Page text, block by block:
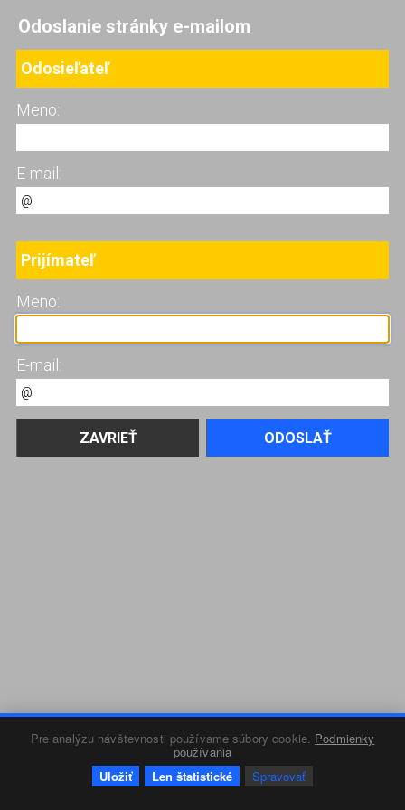
Pre analýzu návštevnosti používame súbory cookie. Podmienky
používania
Uložiť
Len štatistické Spravovať
Odoslanie stránky e-mailom
Odosieľateľ
Meno:
E-mail:
Prijímateľ
Meno:
E-mail: